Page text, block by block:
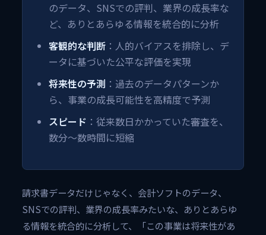
のデータ、SNSでの評判、業界の成長率な
ど、ありとあらゆる情報を統合的に分析
客観的な判断 ：人的バイアスを排除し、デ
ータに基づいた公平な評価を実現
将来性の予測 ：過去のデータパターンか
ら、事業の成長可能性を高精度で予測
スピード ：従来数日かかっていた審査を、
数分〜数時間に短縮
請求書データだけじゃなく、会計ソフトのデータ、
SNSでの評判、業界の成長率みたいな、ありとあらゆ
る情報を統合的に分析して、「この事業は将来性があ